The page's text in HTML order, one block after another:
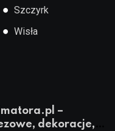
● Szczyrk
● Wisła
–
dekoracje,